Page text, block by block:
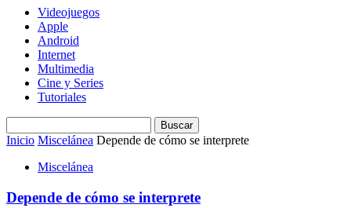
Videojuegos
Apple
Android
Internet
Multimedia
Cine y Series
Tutoriales
Inicio Miscelánea Depende de cómo se interprete
Miscelánea
Depende de cómo se interprete